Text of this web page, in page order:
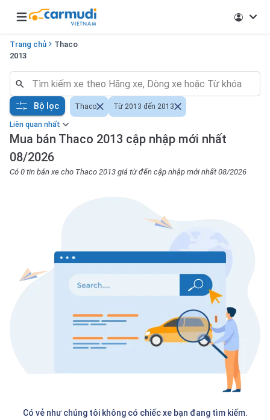
Open main menu
Trang chủ
Thaco
2013
Liên quan nhất
Mua bán Thaco 2013 cập nhập mới nhất
08/2026
Có 0 tin bán xe cho Thaco 2013 giá từ đến cập nhập mới nhất 08/2026
Bộ lọc Thaco Từ 2013 đến 2013
Có vẻ như chúng tôi không có chiếc xe bạn đang tìm kiếm.